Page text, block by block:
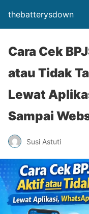
thebatterysdown
Cara Cek
atau Tidak
Lewat
Sampai
Susi Astuti